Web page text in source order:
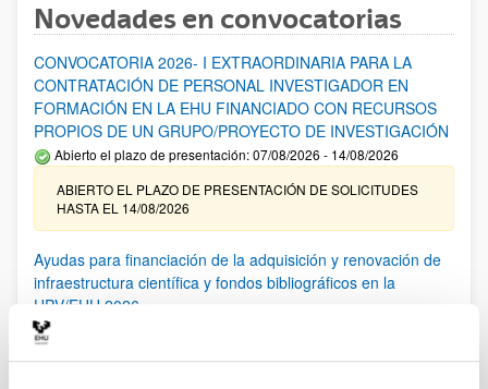
Novedades en convocatorias
CONVOCATORIA 2026- I EXTRAORDINARIA PARA LA
CONTRATACIÓN DE PERSONAL INVESTIGADOR EN
FORMACIÓN EN LA EHU FINANCIADO CON RECURSOS
PROPIOS DE UN GRUPO/PROYECTO DE INVESTIGACIÓN
Abierto el plazo de presentación: 07/08/2026 - 14/08/2026
ABIERTO EL PLAZO DE PRESENTACIÓN DE SOLICITUDES
HASTA EL 14/08/2026
Ayudas para financiación de la adquisición y renovación de
infraestructura científica y fondos bibliográficos en la
UPV/EHU 2026
25/03/2026: Corrección de errores del listado provisional de